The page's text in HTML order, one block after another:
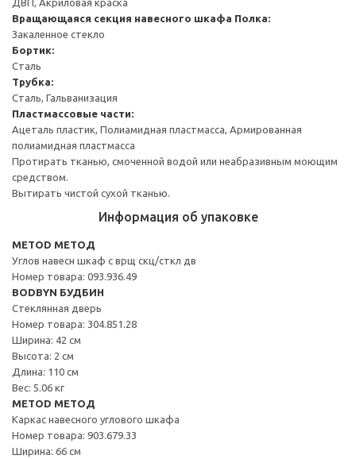
Вращающаяся секция навесного шкафа Полка:
Закаленное стекло
Бортик:
Сталь
Трубка:
Сталь, Гальванизация
Пластмассовые части:
Ацеталь пластик, Полиамидная пластмасса, Армированная
полиамидная пластмасса
Протирать тканью, смоченной водой или неабразивным моющим
средством.
Вытирать чистой сухой тканью.
Информация об упаковке
METOD МЕТОД
Углов навесн шкаф с врщ скц/сткл дв
Номер товара: 093.936.49
BODBYN БУДБИН
Стеклянная дверь
Номер товара: 304.851.28
Ширина: 42 см
Высота: 2 см
Длина: 110 см
Вес: 5.06 кг
METOD МЕТОД
Каркас навесного углового шкафа
Номер товара: 903.679.33
Ширина: 66 см